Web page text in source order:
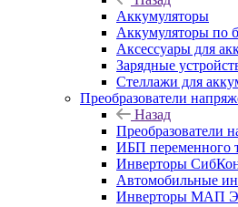
Аккумуляторы
Аккумуляторы по
Аксессуары для
Зарядные
Стеллажи для
Преобразователи
Назад
Преобразователи
ИБП переменного
Инверторы
Автомобильные
Инверторы МАП